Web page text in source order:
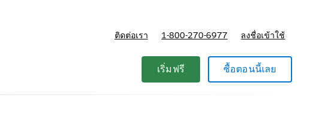
ติดต่อเรา 1-800-270-6977 ลงชื่อเข้าใช้
เริ่มฟรี ซื้อตอนนี้เลย